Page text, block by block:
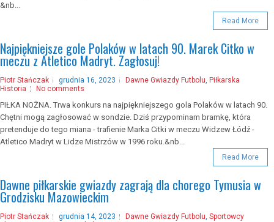
&nb...
Read More
Najpiękniejsze gole Polaków w latach 90. Marek Citko w
meczu z Atletico Madryt. Zagłosuj!
Piotr Stańczak grudnia 16, 2023 Dawne Gwiazdy Futbolu, Piłkarska
Historia
No comments
PIŁKA NOŻNA. Trwa konkurs na najpiękniejszego gola Polaków w latach 90.
Chętni mogą zagłosować w sondzie. Dziś przypominam bramkę, która
pretenduje do tego miana - trafienie Marka Citki w meczu Widzew Łódź -
Atletico Madryt w Lidze Mistrzów w 1996 roku.&nb...
Read More
Dawne piłkarskie gwiazdy zagrają dla chorego Tymusia w
Grodzisku Mazowieckim
Piotr Stańczak grudnia 14, 2023 Dawne Gwiazdy Futbolu, Sportowcy